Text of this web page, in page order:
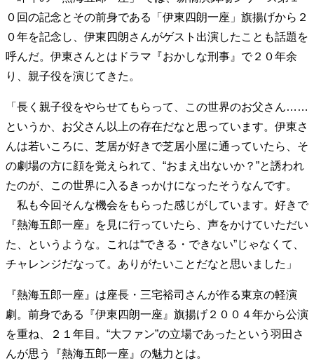
重圧との向き合い方 一流のルーティン
20代の現在地
忘れられない言葉
10代・20代の土台
40代からの景色 50代のリアル
美しさの哲学
パートナーとの歩み方
親になるということ
病が教えてくれたこと
移住という選択
熱狂できるもの
一生モノの愛用品
私を彩るエッセンス
60代のネクストステージ
70代のグランドデザイン
０回の記念とその前身である「伊東四朗一座」旗揚げから２
０年を記念し、伊東四朗さんがゲスト出演したことも話題を
呼んだ。伊東さんとはドラマ『おかしな刑事』で２０年余
り、親子役を演じてきた。
「長く親子役をやらせてもらって、この世界のお父さん……
というか、お父さん以上の存在だなと思っています。伊東さ
んは若いころに、芝居が好きで芝居小屋に通っていたら、そ
の劇場の方に顔を覚えられて、“おまえ出ないか？”と誘われ
たのが、この世界に入るきっかけになったそうなんです。
私も今回そんな機会をもらった感じがしています。好きで
『熱海五郎一座』を見に行っていたら、声をかけていただい
た、というような。これは“できる・できない”じゃなくて、
チャレンジだなって。ありがたいことだなと思いました」
『熱海五郎一座』は座長・三宅裕司さんが作る東京の軽演
劇。前身である『伊東四朗一座』旗揚げ２００４年から公演
を重ね、２１年目。“大ファン”の立場であったという羽田さ
んが思う『熱海五郎一座』の魅力とは。